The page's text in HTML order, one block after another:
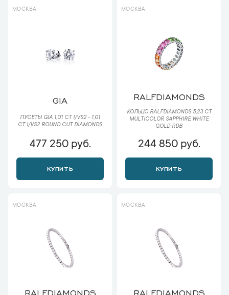
МОСКВА
GIA
ПУСЕТЫ GIA 1,01 CT I/VS2 - 1,01
CT I/VS2 ROUND CUT DIAMONDS
477 250 руб.
КУПИТЬ
МОСКВА
RALFDIAMONDS
КОЛЬЦО RALFDIAMONDS 5,23 CT
MULTICOLOR SAPPHIRE WHITE
GOLD RDB
244 850 руб.
КУПИТЬ
МОСКВА
RALFDIAMONDS
МОСКВА
RALFDIAMONDS